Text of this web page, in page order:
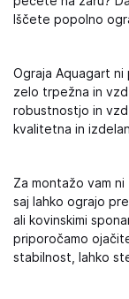
Iščete popolno
Ograja Aquagart ni
zelo trpežna in
robustnostjo in
kvalitetna in
Za montažo vam
saj lahko ograjo
ali kovinskimi
priporočamo
stabilnost, lahko